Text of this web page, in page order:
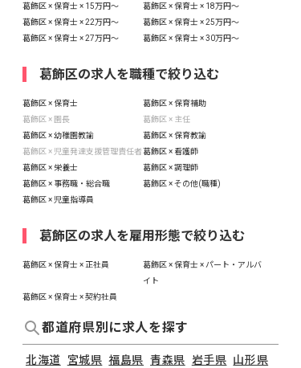
葛飾区 × 保育士 × 15万円〜
葛飾区 × 保育士 × 18万円〜
葛飾区 × 保育士 × 22万円〜
葛飾区 × 保育士 × 25万円〜
葛飾区 × 保育士 × 27万円〜
葛飾区 × 保育士 × 30万円〜
葛飾区の求人を職種で絞り込む
葛飾区 × 保育士
葛飾区 × 保育補助
葛飾区 × 園長
葛飾区 × 主任
葛飾区 × 幼稚園教諭
葛飾区 × 保育教諭
葛飾区 × 児童発達支援管理責任者葛飾区 × 看護師
葛飾区 × 栄養士
葛飾区 × 調理師
葛飾区 × 事務職・総合職
葛飾区 × その他(職種)
葛飾区 × 児童指導員
葛飾区の求人を雇用形態で絞り込む
葛飾区 × 保育士 × 正社員
葛飾区 × 保育士 × パート・アルバ
イト
葛飾区 × 保育士 × 契約社員
都道府県別に求人を探す
北海道 宮城県 福島県 青森県 岩手県 山形県